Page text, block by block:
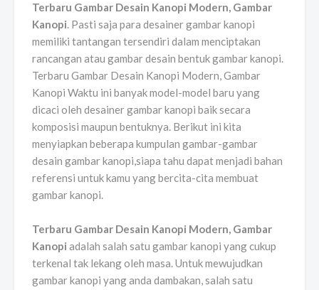
Terbaru Gambar Desain Kanopi Modern, Gambar
Kanopi. Pasti saja para desainer gambar kanopi
memiliki tantangan tersendiri dalam menciptakan
rancangan atau gambar desain bentuk gambar kanopi.
Terbaru Gambar Desain Kanopi Modern, Gambar
Kanopi Waktu ini banyak model-model baru yang
dicaci oleh desainer gambar kanopi baik secara
komposisi maupun bentuknya. Berikut ini kita
menyiapkan beberapa kumpulan gambar-gambar
desain gambar kanopi,siapa tahu dapat menjadi bahan
referensi untuk kamu yang bercita-cita membuat
gambar kanopi.
Terbaru Gambar Desain Kanopi Modern, Gambar
Kanopi adalah salah satu gambar kanopi yang cukup
terkenal tak lekang oleh masa. Untuk mewujudkan
gambar kanopi yang anda dambakan, salah satu